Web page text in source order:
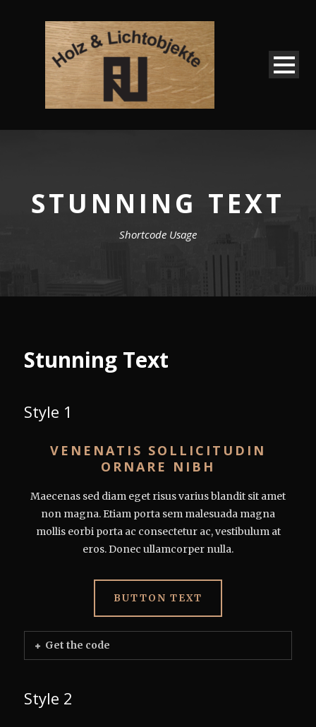
STUNNING TEXT
Shortcode Usage
Stunning Text
Style 1
VENENATIS SOLLICITUDIN
ORNARE NIBH
Maecenas sed diam eget risus varius blandit sit amet
non magna. Etiam porta sem malesuada magna
mollis eorbi porta ac consectetur ac, vestibulum at
eros. Donec ullamcorper nulla.
BUTTON TEXT
Get the code
Style 2